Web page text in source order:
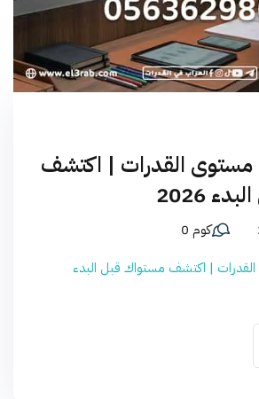
مستوى القدرات | اكتشف
2026
كوم 0
القدرات | اكتشف مستواك قبل البدء